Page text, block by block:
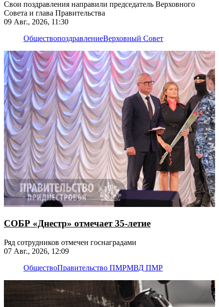
Свои поздравления направили председатель Верховного
Совета и глава Правительства
09 Авг., 2026, 11:30
ОбществопоздравлениеВерховный Совет
СОБР «Днестр» отмечает 35-летие
Ряд сотрудников отмечен госнаградами
07 Авг., 2026, 12:09
ОбществоПравительство ПМРМВД ПМР